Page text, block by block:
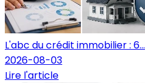
L'abc du crédit immobilier : 6...
2026-08-03
Lire l'article